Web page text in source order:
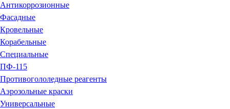
Антикоррозионные
Фасадные
Кровельные
Корабельные
Специальные
ПФ-115
Противогололедные реагенты
Аэрозольные краски
Универсальные